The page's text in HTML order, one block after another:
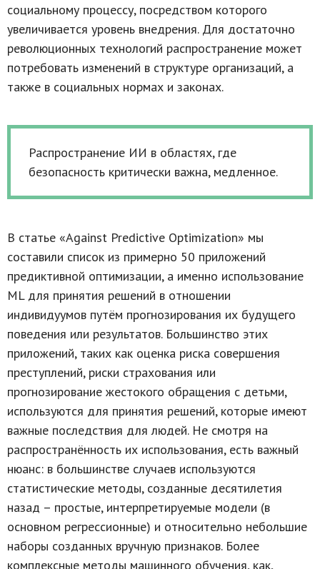
социальному процессу, посредством которого
увеличивается уровень внедрения. Для достаточно
революционных технологий распространение может
потребовать изменений в структуре организаций, а
также в социальных нормах и законах.
Распространение ИИ в областях, где
безопасность критически важна, медленное.
В статье «Against Predictive Optimization» мы
составили список из примерно 50 приложений
предиктивной оптимизации, а именно использование
ML для принятия решений в отношении
индивидуумов путём прогнозирования их будущего
поведения или результатов. Большинство этих
приложений, таких как оценка риска совершения
преступлений, риски страхования или
прогнозирование жестокого обращения с детьми,
используются для принятия решений, которые имеют
важные последствия для людей. Не смотря на
распространённость их использования, есть важный
нюанс: в большинстве случаев используются
статистические методы, созданные десятилетия
назад – простые, интерпретируемые модели (в
основном регрессионные) и относительно небольшие
наборы созданных вручную признаков. Более
комплексные методы машинного обучения, как,